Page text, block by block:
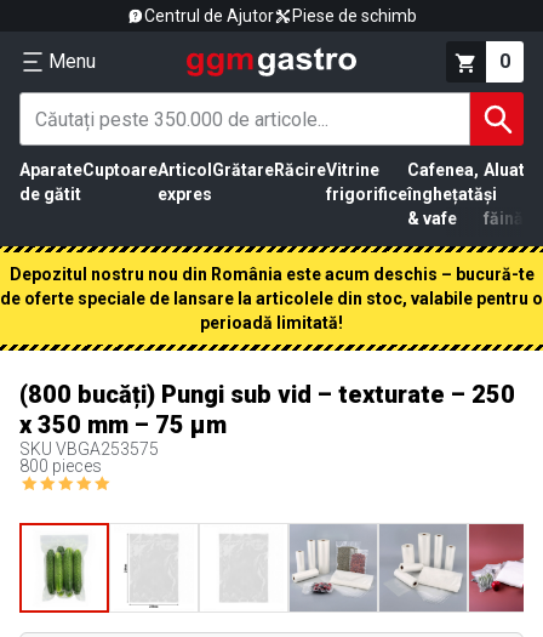
Centrul de Ajutor Piese de schimb
Menu 0
Aparate
de gătit
CuptoareArticol
expres
GrătareRăcireVitrine
frigorifice
Cafenea,
înghețată
& vafe
Aluat
și
făină
Depozitul nostru nou din România este acum deschis – bucură-te
de oferte speciale de lansare la articolele din stoc, valabile pentru o
perioadă limitată!
(800 bucăți) Pungi sub vid – texturate – 250
x 350 mm – 75 µm
SKU VBGA253575
800 pieces